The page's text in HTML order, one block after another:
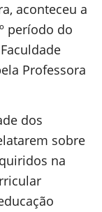
aconteceu a
período do
Professora
dos
sobre
na